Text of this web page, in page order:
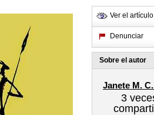
Ver el
Denunciar
Sobre el autor
Janete M.
3